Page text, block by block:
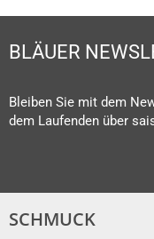
BLÄUER
Bleiben Sie mit dem
dem Laufenden über
SCHMUCK